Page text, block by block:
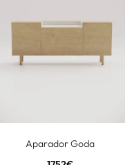
Aparador Goda